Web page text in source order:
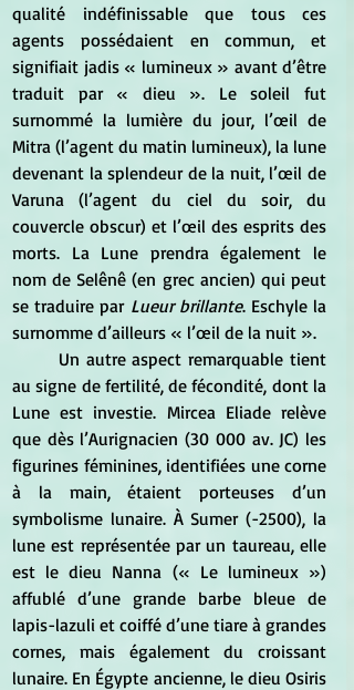
qualité indéfinissable que tous ces
agents possédaient en commun, et
signifiait jadis « lumineux » avant d’être
traduit par « dieu ». Le soleil fut
surnommé la lumière du jour, l’œil de
Mitra (l’agent du matin lumineux), la lune
devenant la splendeur de la nuit, l’œil de
Varuna (l’agent du ciel du soir, du
couvercle obscur) et l’œil des esprits des
morts. La Lune prendra également le
nom de Selênê (en grec ancien) qui peut
se traduire par Lueur brillante. Eschyle la
surnomme d’ailleurs « l’œil de la nuit ».
au signe de fertilité, de fécondité, dont la
Lune est investie. Mircea Eliade relève
que dès l’Aurignacien (30 000 av. JC) les
figurines féminines, identifiées une corne
à la main, étaient porteuses d’un
symbolisme lunaire. À Sumer (-2500), la
lune est représentée par un taureau, elle
est le dieu Nanna (« Le lumineux »)
affublé d’une grande barbe bleue de
lapis-lazuli et coiffé d’une tiare à grandes
cornes, mais également du croissant
lunaire. En Égypte ancienne, le dieu Osiris